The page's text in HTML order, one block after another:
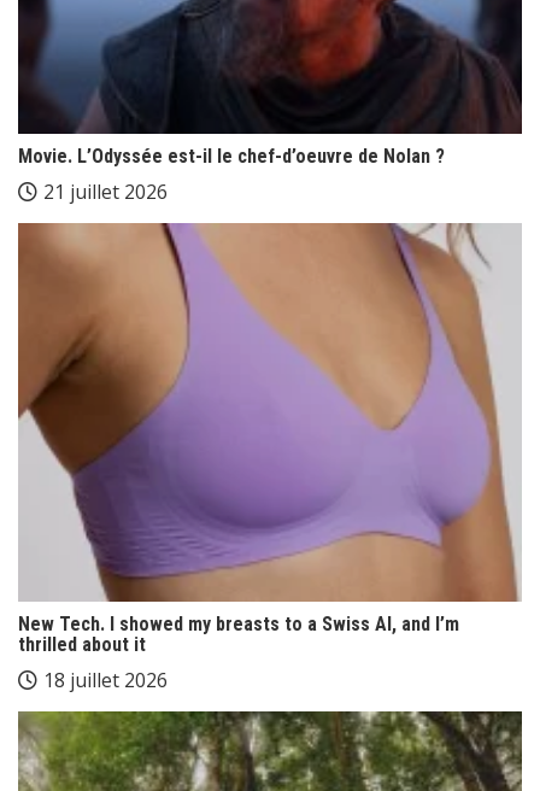
Movie. L’Odyssée est-il le chef-d’oeuvre de Nolan ?
21 juillet 2026
New Tech. I showed my breasts to a Swiss AI, and I’m
thrilled about it
18 juillet 2026